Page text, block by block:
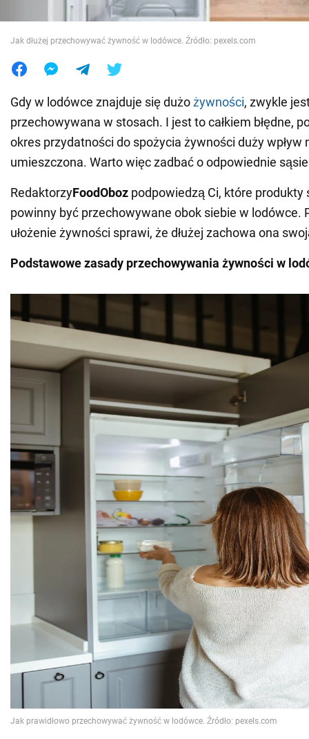
Jedzenie
Jak dłużej przechowywać żywność w lodówce. Źródło: pexels.com
Gdy w lodówce znajduje się dużożywności, zwykle
przechowywana w stosach. I jest to całkiem błędne,
okres przydatności do spożycia żywności duży wpływ
umieszczona. Warto więc zadbać o odpowiednie
RedaktorzyFoodOboz podpowiedzą Ci, które produkty
powinny być przechowywane obok siebie w lodówce.
ułożenie żywności sprawi, że dłużej zachowa ona
Podstawowe zasady przechowywania żywności w